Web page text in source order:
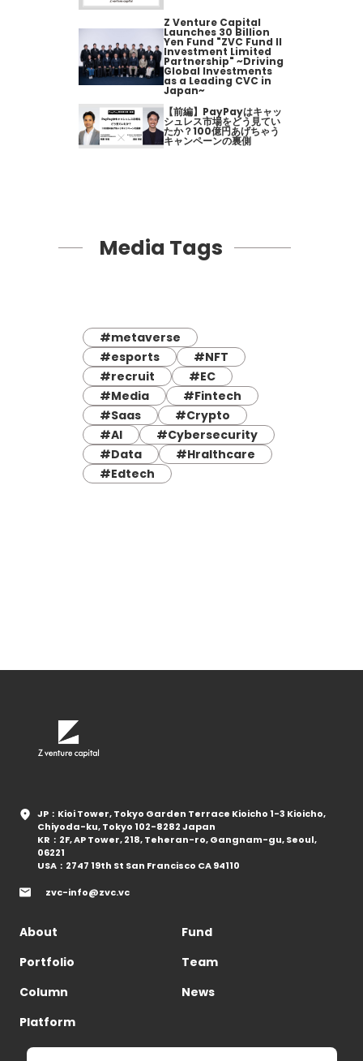
Z Venture Capital
Launches 30 Billion
Yen Fund "ZVC Fund II
Investment Limited
Partnership" ~Driving
Global Investments
as a Leading CVC in
Japan~
【前編】PayPayはキャッ
シュレス市場をどう見てい
たか？100億円あげちゃう
キャンペーンの裏側
Media Tags
#metaverse
#esports
#NFT
#recruit
#EC
#Media
#Fintech
#Saas
#Crypto
#AI
#Cybersecurity
#Data
#Hralthcare
#Edtech
JP：Kioi Tower, Tokyo Garden Terrace Kioicho 1-3 Kioicho,
Chiyoda-ku, Tokyo 102-8282 Japan
KR：2F, AP Tower, 218, Teheran-ro, Gangnam-gu, Seoul,
06221
USA：2747 19th St San Francisco CA 94110
zvc-info@zvc.vc
About
Fund
Portfolio
Team
Column
News
Platform